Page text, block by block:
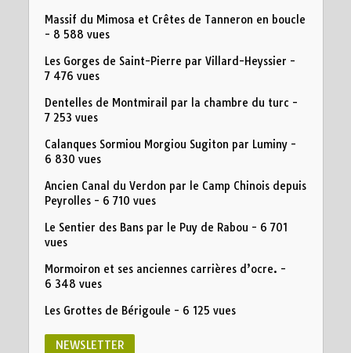
Massif du Mimosa et Crêtes de Tanneron en boucle
- 8 588 vues
Les Gorges de Saint-Pierre par Villard-Heyssier -
7 476 vues
Dentelles de Montmirail par la chambre du turc -
7 253 vues
Calanques Sormiou Morgiou Sugiton par Luminy-
6 830 vues
Ancien Canal du Verdon par le Camp Chinois depuis
Peyrolles- 6 710 vues
Le Sentier des Bans par le Puy de Rabou - 6 701
vues
Mormoiron et ses anciennes carrières d’ocre. -
6 348 vues
Les Grottes de Bérigoule - 6 125 vues
NEWSLETTER